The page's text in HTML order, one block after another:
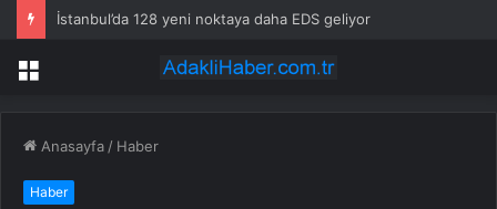
İstanbul’da 128 yeni noktaya daha EDS geliyor
Menü
Anasayfa / Haber
Haber